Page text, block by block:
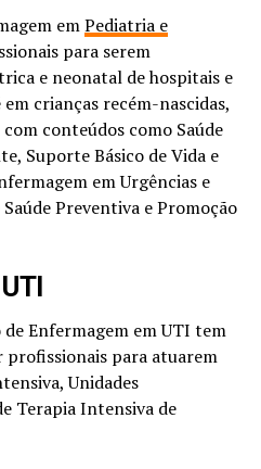
emPediatria e
para serem
e neonatal de hospitais e
crianças recém-nascidas,
conteúdos como Saúde
Suporte Básico de Vida e
em Urgências e
Preventiva e Promoção
Enfermagem em UTI tem
profissionais para atuarem
Unidades
Terapia Intensiva de